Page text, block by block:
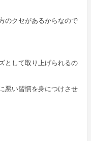
のクセがあるからなので
として取り上げられるの
悪い習慣を身につけさせ